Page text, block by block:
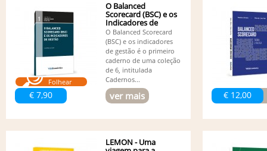
Folhear
€ 7,90
O Balanced
Scorecard (BSC) e os
Indicadores de
Gestão
O Balanced Scorecard
(BSC) e os indicadores
de gestão é o primeiro
caderno de uma coleção
de 6, intitulada
Cadernos...
ver mais € 12,00
LEMON - Uma